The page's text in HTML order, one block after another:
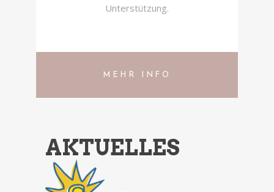
Unterstützung.
MEHR INFO
AKTUELLES